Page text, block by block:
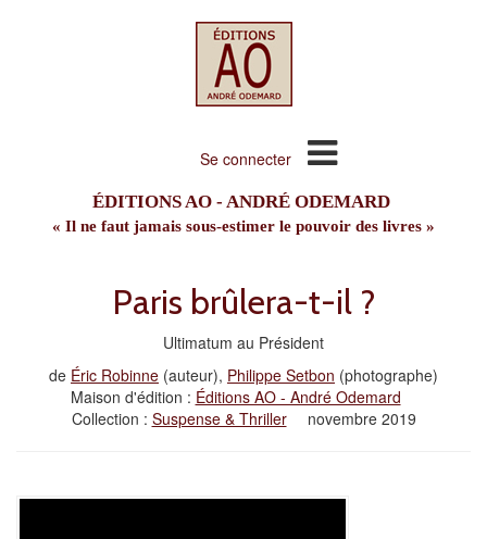
Se connecter
ÉDITIONS AO - ANDRÉ ODEMARD
« Il ne faut jamais sous-estimer le pouvoir des livres »
Paris brûlera-t-il ?
Ultimatum au Président
de Éric Robinne (auteur), Philippe Setbon (photographe)
Maison d'édition : Éditions AO - André Odemard
Collection : Suspense & Thriller novembre 2019